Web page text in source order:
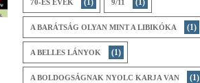
70-ES ÉVEK (1) 9/11 (1)
A BARÁTSÁG OLYAN MINT A LIBIKÓKA (1)
A BELLES LÁNYOK (1)
A BOLDOGSÁGNAK NYOLC KARJA VAN (1)